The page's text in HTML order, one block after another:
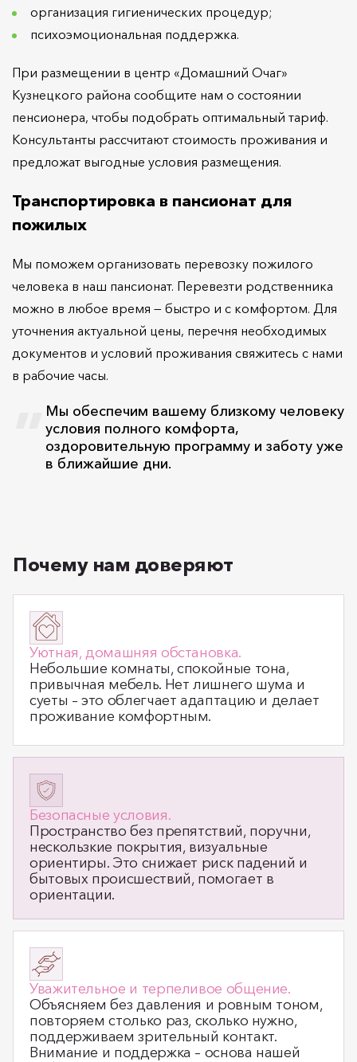
организация гигиенических процедур;
психоэмоциональная поддержка.
При размещении в центр «Домашний Очаг»
Кузнецкого района сообщите нам о состоянии
пенсионера, чтобы подобрать оптимальный тариф.
Консультанты рассчитают стоимость проживания и
предложат выгодные условия размещения.
Транспортировка в пансионат для
пожилых
Мы поможем организовать перевозку пожилого
человека в наш пансионат. Перевезти родственника
можно в любое время — быстро и с комфортом. Для
уточнения актуальной цены, перечня необходимых
документов и условий проживания свяжитесь с нами
в рабочие часы.
Мы обеспечим вашему близкому человеку
условия полного комфорта,
оздоровительную программу и заботу уже
в ближайшие дни.
Почему нам доверяют
Уютная, домашняя обстановка.
Небольшие комнаты, спокойные тона,
привычная мебель. Нет лишнего шума и
суеты – это облегчает адаптацию и делает
проживание комфортным.
Безопасные условия.
Пространство без препятствий, поручни,
нескользкие покрытия, визуальные
ориентиры. Это снижает риск падений и
бытовых происшествий, помогает в
ориентации.
Уважительное и терпеливое общение.
Объясняем без давления и ровным тоном,
повторяем столько раз, сколько нужно,
поддерживаем зрительный контакт.
Внимание и поддержка – основа нашей